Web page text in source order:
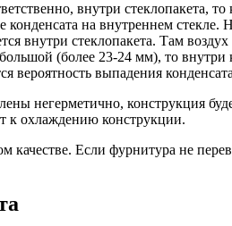
внутри стеклопакета,
на внутреннем стекле.
внутри стеклопакета. Там
(более 23-24 мм), то внутри
вероятность выпадения
негерметично, конструкция
к охлаждению конструкции.
Если фурнитура не